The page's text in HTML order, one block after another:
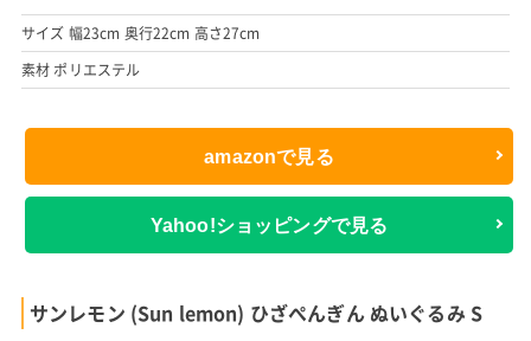
サイズ 幅23cm 奥行22cm 高さ27cm
素材 ポリエステル
amazonで見る
Yahoo!ショッピングで見る
サンレモン (Sun lemon) ひざぺんぎん ぬいぐるみ S